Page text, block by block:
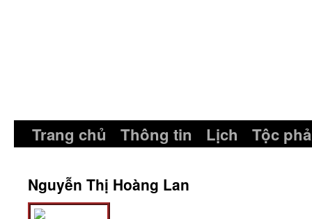
Trang chủ Thông tin Lịch Tộc phả
Nguyễn Thị Hoàng Lan